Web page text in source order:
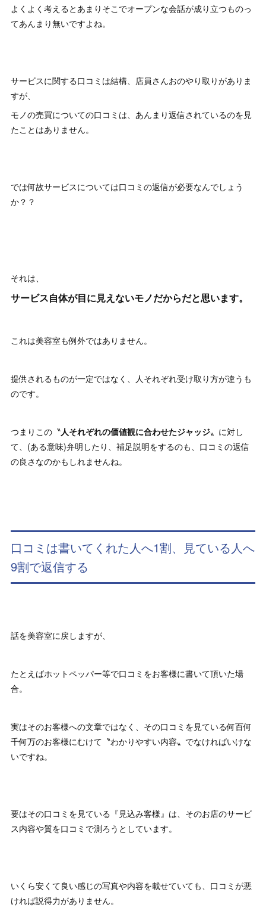
よくよく考えるとあまりそこでオープンな会話が成り立つものっ
てあんまり無いですよね。
サービスに関する口コミは結構、店員さんおのやり取りがありま
すが、
モノの売買についての口コミは、あんまり返信されているのを見
たことはありません。
では何故サービスについては口コミの返信が必要なんでしょう
か？？
それは、
サービス自体が目に見えないモノだからだと思います。
これは美容室も例外ではありません。
提供されるものが一定ではなく、人それぞれ受け取り方が違うも
のです。
つまりこの〝人それぞれの価値観に合わせたジャッジ〟に対し
て、(ある意味)弁明したり、補足説明をするのも、口コミの返信
の良さなのかもしれませんね。
口コミは書いてくれた人へ1割、見ている人へ
9割で返信する
話を美容室に戻しますが、
たとえばホットペッパー等で口コミをお客様に書いて頂いた場
合。
実はそのお客様への文章ではなく、その口コミを見ている何百何
千何万のお客様にむけて〝わかりやすい内容〟でなければいけな
いですね。
要はその口コミを見ている『見込み客様』は、そのお店のサービ
ス内容や質を口コミで測ろうとしています。
いくら安くて良い感じの写真や内容を載せていても、口コミが悪
ければ説得力がありません。